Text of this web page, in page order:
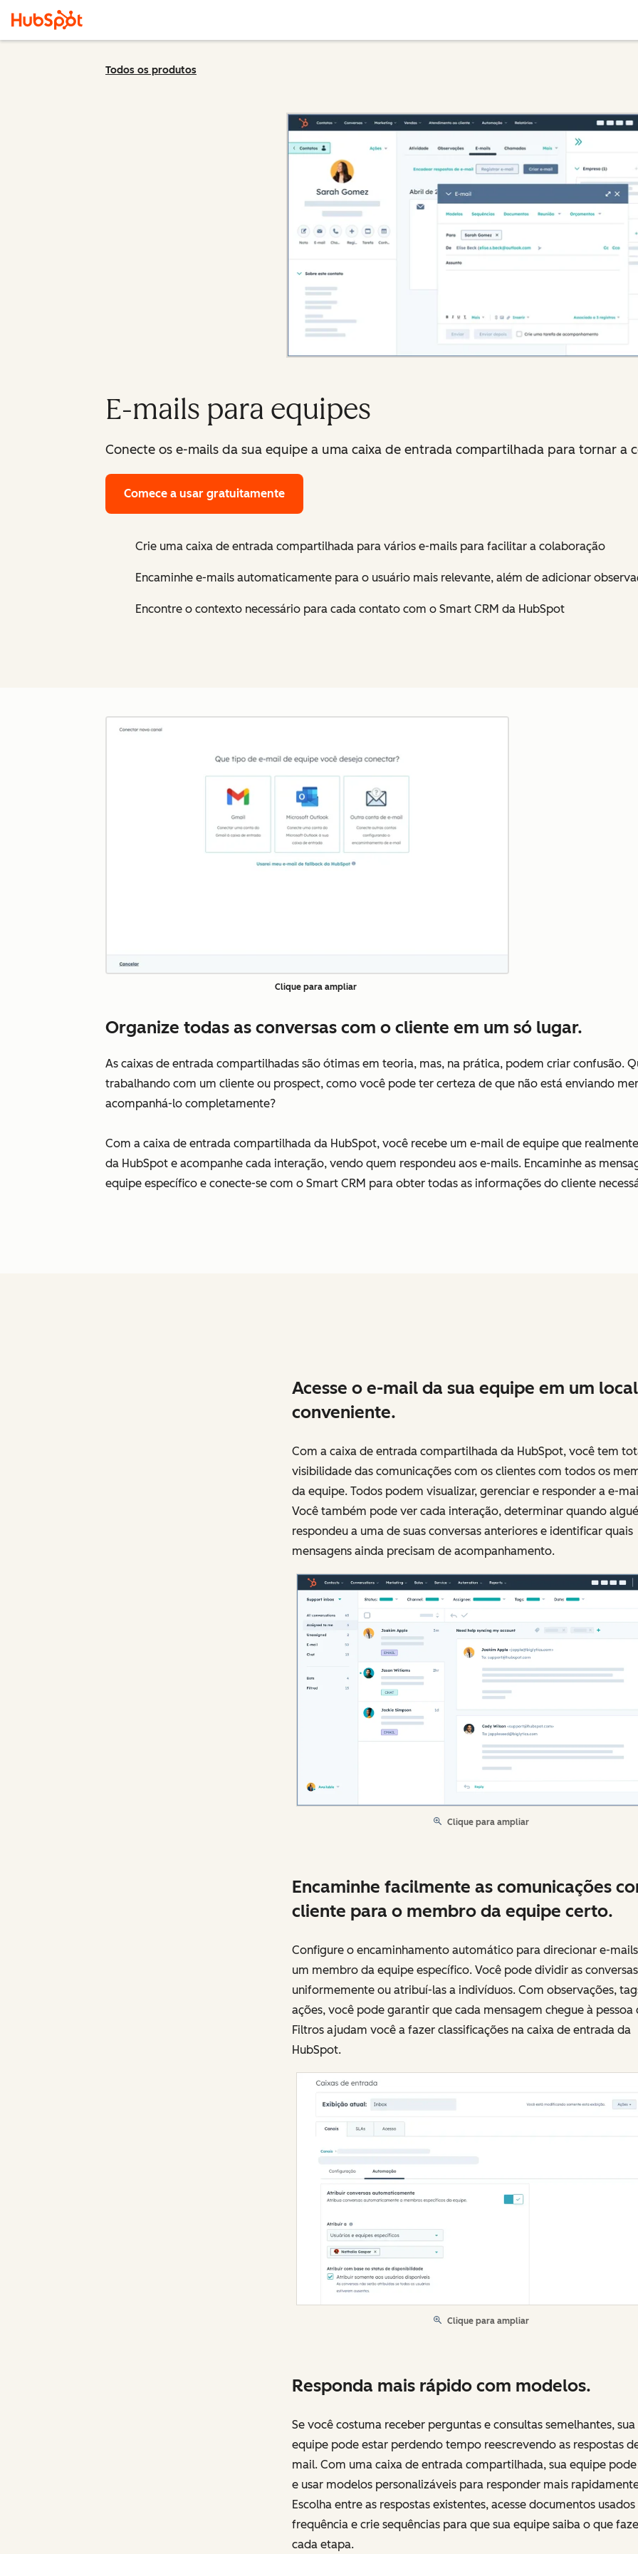
Todos os produtos
E-mails para equipes
Conecte os e-mails da sua equipe a uma caixa de entrada compartilhada para tornar a
Comece a usar gratuitamente
Crie uma caixa de entrada compartilhada para vários e-mails para facilitar a colaboração
Encaminhe e-mails automaticamente para o usuário mais relevante, além de adicionar
Encontre o contexto necessário para cada contato com o Smart CRM da HubSpot
Clique para ampliar
Organize todas as conversas com o cliente em um só lugar.
As caixas de entrada compartilhadas são ótimas em teoria, mas, na prática, podem criar confusão.
trabalhando com um cliente ou prospect, como você pode ter certeza de que não está enviando
acompanhá-lo completamente?
Com a caixa de entrada compartilhada da HubSpot, você recebe um e-mail de equipe que
da HubSpot e acompanhe cada interação, vendo quem respondeu aos e-mails. Encaminhe as
equipe específico e conecte-se com o Smart CRM para obter todas as informações do cliente
Acesse o e-mail da sua equipe em um local
conveniente.
Com a caixa de entrada compartilhada da HubSpot, você tem
visibilidade das comunicações com os clientes com todos os
da equipe. Todos podem visualizar, gerenciar e responder a e-
Você também pode ver cada interação, determinar quando
respondeu a uma de suas conversas anteriores e identificar quais
mensagens ainda precisam de acompanhamento.
Clique para ampliar
Encaminhe facilmente as comunicações
cliente para o membro da equipe certo.
Configure o encaminhamento automático para direcionar e-
um membro da equipe específico. Você pode dividir as conversas
uniformemente ou atribuí-las a indivíduos. Com observações,
ações, você pode garantir que cada mensagem chegue à pessoa
Filtros ajudam você a fazer classificações na caixa de entrada da
HubSpot.
Clique para ampliar
Responda mais rápido com modelos.
Se você costuma receber perguntas e consultas semelhantes, sua
equipe pode estar perdendo tempo reescrevendo as respostas
mail. Com uma caixa de entrada compartilhada, sua equipe
e usar modelos personalizáveis para responder mais
Escolha entre as respostas existentes, acesse documentos
frequência e crie sequências para que sua equipe saiba o que
cada etapa.